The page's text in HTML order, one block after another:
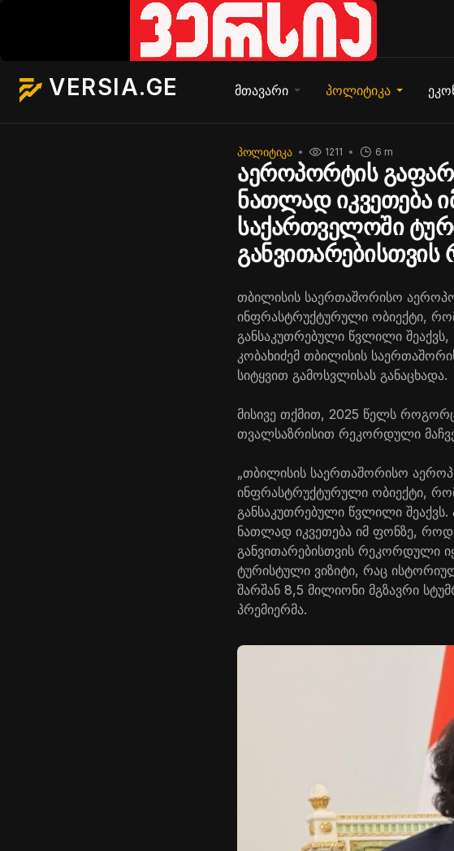
VERSIA.GE მთავარი პოლიტიკა
ᲞᲝᲚᲘᲢᲘᲙᲐ 6 m
1211
აეროპორტის
ნათლად იკვეთება
საქართველოში
თბილისის საერთაშორისო
ინფრასტრუქტურული ობიექტი,
განსაკუთრებული წვლილი
კობახიძემ თბილისის
სიტყვით გამოსვლისას განაცხადა.
მისივე თქმით, 2025 წელს
თვალსაზრისით რეკორდული
„თბილისის საერთაშორისო
ინფრასტრუქტურული ობიექტი,
განსაკუთრებული წვლილი
ნათლად იკვეთება იმ ფონზე,
განვითარებისთვის რეკორდული
ტურისტული ვიზიტი, რაც
შარშან 8,5 მილიონი მგზავრი
პრემიერმა.